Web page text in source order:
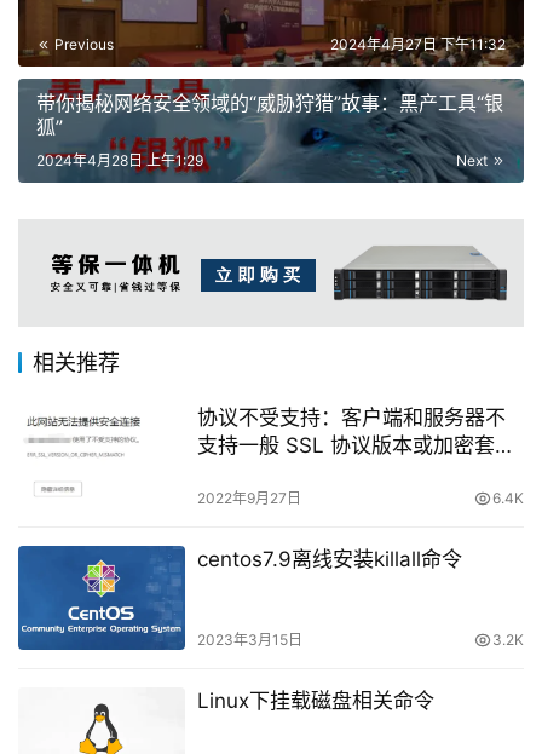
Previous 2024年4月27日 下午11:32
带你揭秘网络安全领域的“威胁狩猎”故事：黑产工具“银
狐”
Next
2024年4月28日 上午1:29
相关推荐
协议不受支持：客户端和服务器不
支持一般 SSL 协议版本或加密套
2022年9月27日 6.4K
centos7.9离线安装killall命令
2023年3月15日 3.2K
Linux下挂载磁盘相关命令